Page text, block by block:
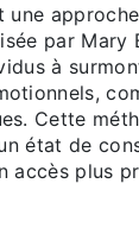
une
par Mary
à
Cette
état de
accès plus